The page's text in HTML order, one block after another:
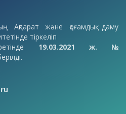
Ақпарат және қоғамдық даму
тіркеліп
19.03.2021 ж. №